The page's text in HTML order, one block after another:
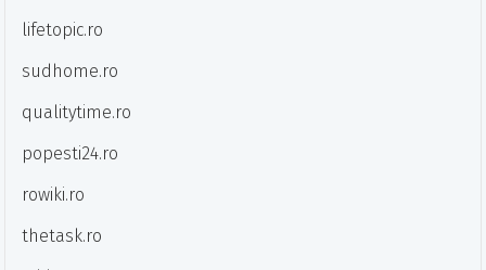
lifetopic.ro
sudhome.ro
qualitytime.ro
popesti24.ro
rowiki.ro
thetask.ro